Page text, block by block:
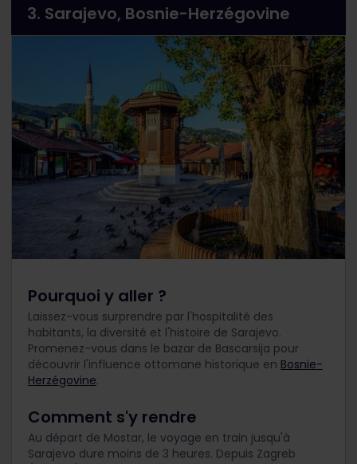
3. Sarajevo, Bosnie-Herzégovine
Pourquoi y aller ?
Laissez-vous surprendre par l'hospitalité des
habitants, la diversité et l'histoire de Sarajevo.
Promenez-vous dans le bazar de Bascarsija pour
découvrir l'influence ottomane historique en Bosnie-
Herzégovine.
Comment s'y rendre
Au départ de Mostar, le voyage en train jusqu'à
Sarajevo dure moins de 3 heures. Depuis Zagreb